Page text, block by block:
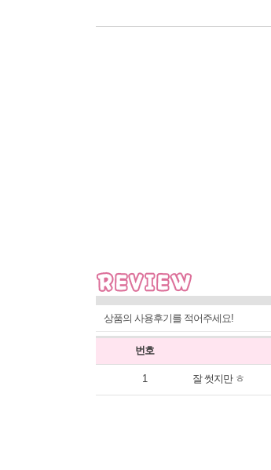
상품의 사용후기를 적어주세요!
번호
1 잘 썻지만 ㅎ